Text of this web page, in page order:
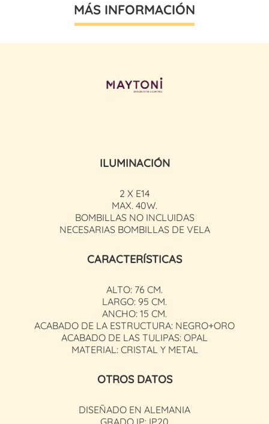
MÁS INFORMACIÓN
ILUMINACIÓN
2 X E14
MAX. 40W.
BOMBILLAS NO INCLUIDAS
NECESARIAS BOMBILLAS DE VELA
CARACTERÍSTICAS
ALTO: 76 CM.
LARGO: 95 CM.
ANCHO: 15 CM.
ACABADO DE LA ESTRUCTURA: NEGRO+ORO
ACABADO DE LAS TULIPAS: OPAL
MATERIAL: CRISTAL Y METAL
OTROS DATOS
DISEÑADO EN ALEMANIA
GRADO IP: IP20